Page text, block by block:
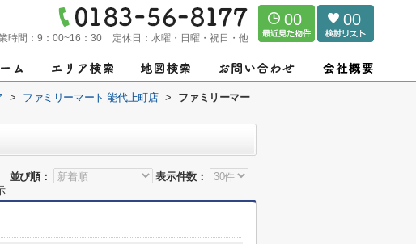
時間： 9：00~16：30 定休日： 水曜・日曜・祝日・他
00 00
> ファミリーマート 能代上町店 >
ファミリーマー
並び順： 表示件数：